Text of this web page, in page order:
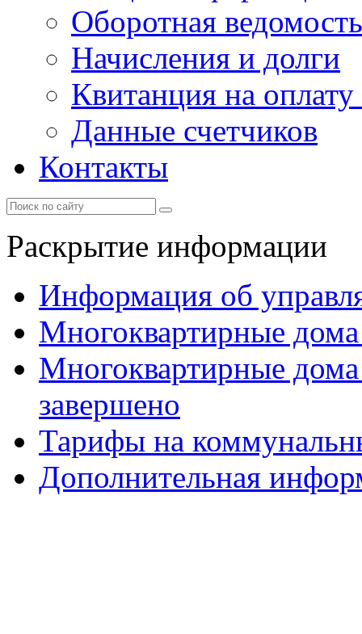
Оборотная ведомость
Начисления и долги
Квитанция на
Данные счетчиков
Контакты
Раскрытие информации
Информация об
Многоквартирные
Многоквартирные
завершено
Тарифы на
Дополнительная